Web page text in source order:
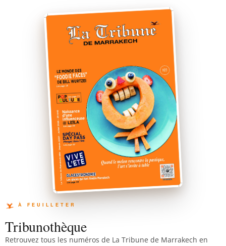
Tribunothèque
Retrouvez tous les numéros de La Tribune de Marrakech en